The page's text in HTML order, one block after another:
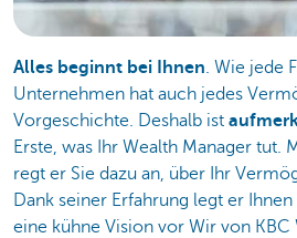
Alles beginnt bei Ihnen. Wie jede
Unternehmen hat auch jedes
Vorgeschichte. Deshalb ist
Erste, was Ihr Wealth Manager tut.
regt er Sie dazu an, über Ihr
Dank seiner Erfahrung legt er
eine kühne Vision vor Wir von